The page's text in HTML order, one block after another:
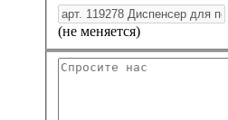
(не меняется)